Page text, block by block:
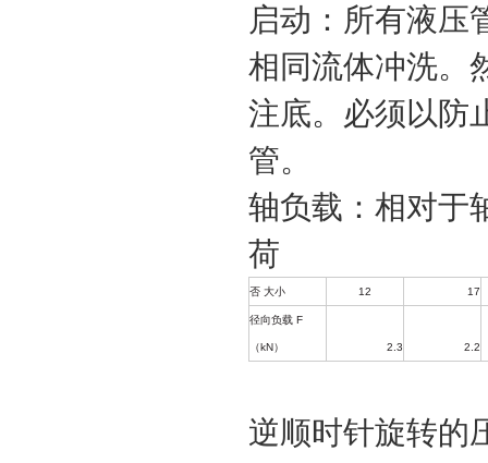
启动：所有液压
相同流体冲洗。
注底。必须以防
轴负载：相对于
否 大小 12 17
径向负载 F
（kN） 2.3 2.2
逆顺时针旋转